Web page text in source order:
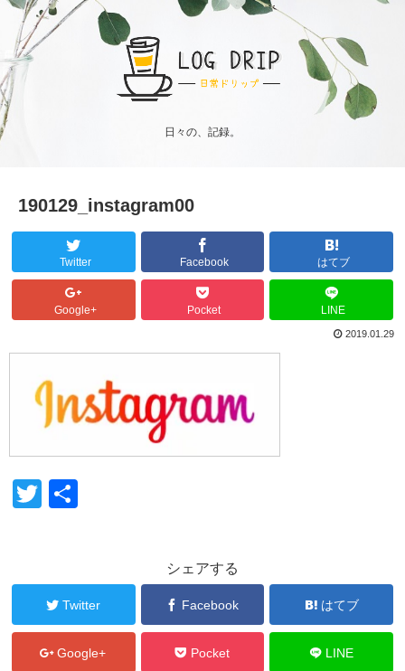
日々の、記録。
190129_instagram00
Twitter Facebook はてブ
Google+ Pocket LINE
2019.01.29
T
er
シェアする
Twitter Facebook はてブ
Google+ Pocket LINE